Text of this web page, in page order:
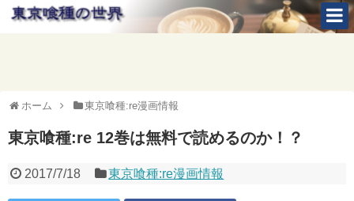
ホーム 東京喰種:re漫画情報
東京喰種:re 12巻は無料で読めるのか！？
2017/7/18 東京喰種:re漫画情報